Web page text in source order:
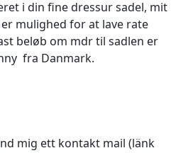
i din fine dressur sadel, mit
mulighed for at lave rate
beløb om mdr til sadlen er
fra Danmark.
mig ett kontakt mail (länk